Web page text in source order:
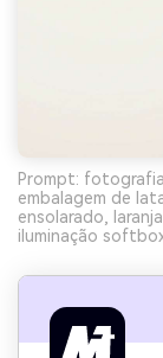
Prompt:
embalagem de
ensolarado,
iluminação